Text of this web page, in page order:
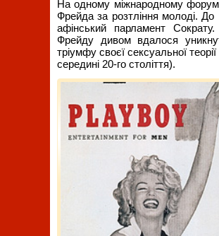
На одному міжнародному
Фрейда за розтління молоді.
афінський парламент
Фрейду дивом вдалося
тріумфу своєї сексуальної
середині 20-го століття).